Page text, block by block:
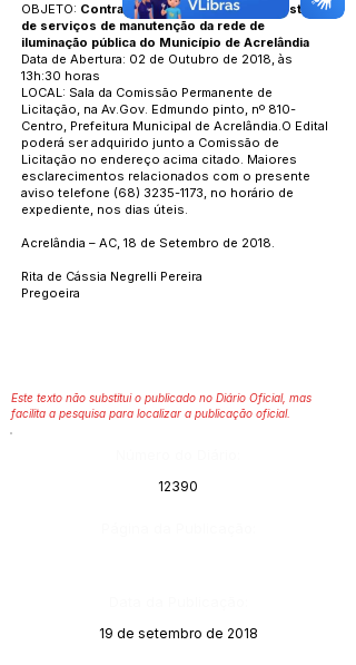
OBJETO: Contratação de Empresa para prestação
de serviços de manutenção da rede de
iluminação pública do Município de Acrelândia
Data de Abertura: 02 de Outubro de 2018, às
13h:30 horas
LOCAL: Sala da Comissão Permanente de
Licitação, na Av.Gov. Edmundo pinto, nº 810-
Centro, Prefeitura Municipal de Acrelândia.O Edital
poderá ser adquirido junto a Comissão de
Licitação no endereço acima citado. Maiores
esclarecimentos relacionados com o presente
aviso telefone (68) 3235-1173, no horário de
expediente, nos dias úteis.
Acrelândia – AC, 18 de Setembro de 2018.
Rita de Cássia Negrelli Pereira
Pregoeira
Este texto não substitui o publicado no Diário Oficial, mas
facilita a pesquisa para localizar a publicação oficial.
12390
19 de setembro de 2018